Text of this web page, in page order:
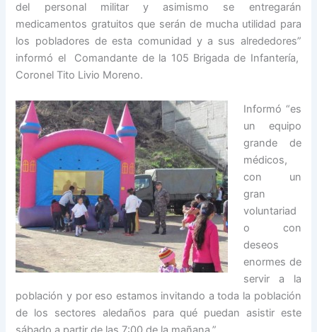
del personal militar y asimismo se entregarán
medicamentos gratuitos que serán de mucha utilidad para
los pobladores de esta comunidad y a sus alrededores”
informó el Comandante de la 105 Brigada de Infantería,
Coronel Tito Livio Moreno.
Informó “es
un equipo
grande de
médicos,
con un
gran
voluntariad
o con
deseos
enormes de
servir a la
población y por eso estamos invitando a toda la población
de los sectores aledaños para qué puedan asistir este